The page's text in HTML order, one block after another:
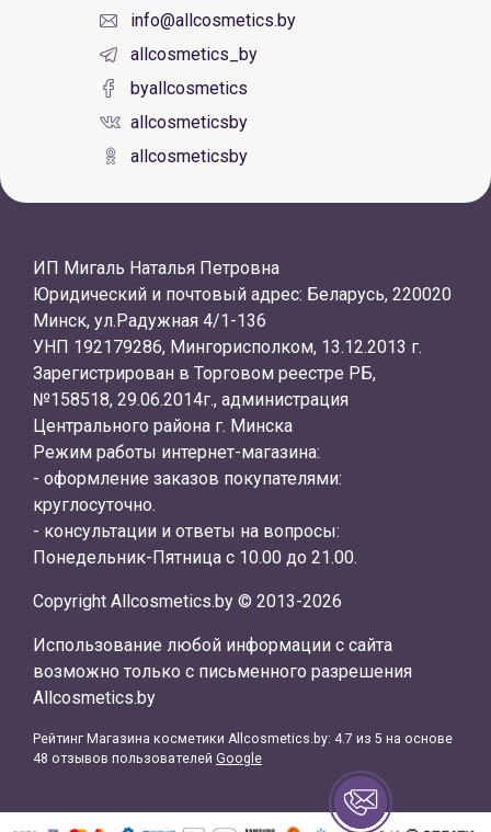
info@allcosmetics.by
allcosmetics_by
byallcosmetics
allcosmeticsby
allcosmeticsby
ИП Мигаль Наталья Петровна
Юридический и почтовый адрес: Беларусь, 220020
Минск, ул.Радужная 4/1-136
УНП 192179286, Мингорисполком, 13.12.2013 г.
Зарегистрирован в Торговом реестре РБ,
№158518, 29.06.2014г., администрация
Центрального района г. Минска
Режим работы интернет-магазина:
- оформление заказов покупателями:
круглосуточно.
- консультации и ответы на вопросы:
Понедельник-Пятница с 10.00 до 21.00.
Copyright Allcosmetics.by © 2013-2026
Использование любой информации с сайта
возможно только с письменного разрешения
Allcosmetics.by
Рейтинг Магазина косметики Allcosmetics.by: 4.7 из 5 на основе
48 отзывов пользователей Google